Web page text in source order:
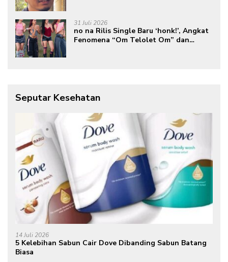
31 Juli 2026
no na Rilis Single Baru ‘honk!’, Angkat
Fenomena “Om Telolet Om” dan
Seputar Kesehatan
14 Juli 2026
5 Kelebihan Sabun Cair Dove Dibanding Sabun Batang
Biasa